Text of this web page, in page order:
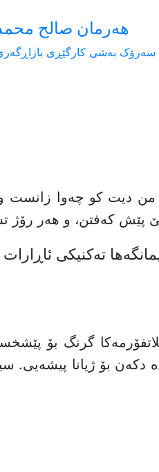
تەکنیکی ئاڕارات
هەرمان صالح
سەرۆک بەشی کارگێڕی
من دیت کو چەوا
پێش کەفتن، و هەر
گرنگ بۆ
دکەن بۆ ژیانا